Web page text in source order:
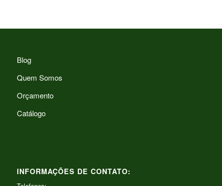
Blog
Quem Somos
Orçamento
Catálogo
INFORMAÇÕES DE CONTATO: